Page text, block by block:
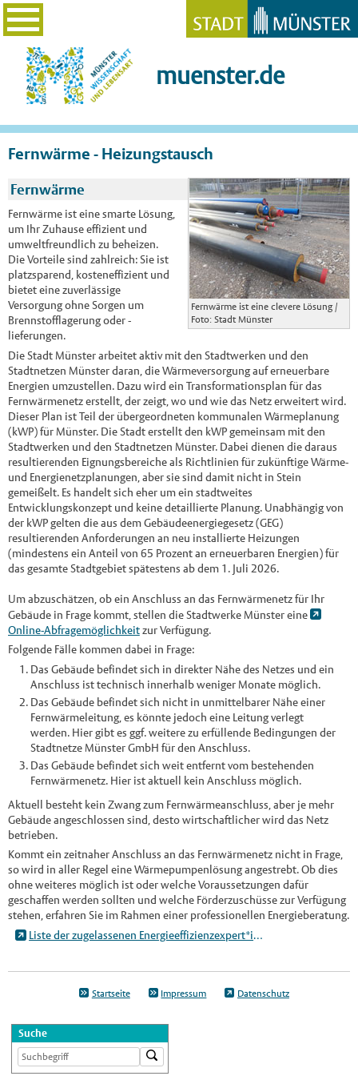
muenster.de
Fernwärme - Heizungstausch
Fernwärme ist eine clevere Lösung /
Foto: Stadt Münster
Fernwärme
Fernwärme ist eine smarte Lösung,
um Ihr Zuhause effizient und
umweltfreundlich zu beheizen.
Die Vorteile sind zahlreich: Sie ist
platzsparend, kosteneffizient und
bietet eine zuverlässige
Versorgung ohne Sorgen um
Brennstofflagerung oder -
lieferungen.
Die Stadt Münster arbeitet aktiv mit den Stadtwerken und den
Stadtnetzen Münster daran, die Wärmeversorgung auf erneuerbare
Energien umzustellen. Dazu wird ein Transformationsplan für das
Fernwärmenetz erstellt, der zeigt, wo und wie das Netz erweitert wird.
Dieser Plan ist Teil der übergeordneten kommunalen Wärmeplanung
(kWP) für Münster. Die Stadt erstellt den kWP gemeinsam mit den
Stadtwerken und den Stadtnetzen Münster. Dabei dienen die daraus
resultierenden Eignungsbereiche als Richtlinien für zukünftige Wärme-
und Energienetzplanungen, aber sie sind damit nicht in Stein
gemeißelt. Es handelt sich eher um ein stadtweites
Entwicklungskonzept und keine detaillierte Planung. Unabhängig von
der kWP gelten die aus dem Gebäudeenergiegesetz (GEG)
resultierenden Anforderungen an neu installierte Heizungen
(mindestens ein Anteil von 65 Prozent an erneuerbaren Energien) für
das gesamte Stadtgebiet spätestens ab dem 1. Juli 2026.
Um abzuschätzen, ob ein Anschluss an das Fernwärmenetz für Ihr
Gebäude in Frage kommt, stellen die Stadtwerke Münster eine
Online-Abfragemöglichkeitzur Verfügung.
Folgende Fälle kommen dabei in Frage:
Das Gebäude befindet sich in direkter Nähe des Netzes und ein
Anschluss ist technisch innerhalb weniger Monate möglich.
Das Gebäude befindet sich nicht in unmittelbarer Nähe einer
Fernwärmeleitung, es könnte jedoch eine Leitung verlegt
werden. Hier gibt es ggf. weitere zu erfüllende Bedingungen der
Stadtnetze Münster GmbH für den Anschluss.
Das Gebäude befindet sich weit entfernt vom bestehenden
Fernwärmenetz. Hier ist aktuell kein Anschluss möglich.
Aktuell besteht kein Zwang zum Fernwärmeanschluss, aber je mehr
Gebäude angeschlossen sind, desto wirtschaftlicher wird das Netz
betrieben.
Kommt ein zeitnaher Anschluss an das Fernwärmenetz nicht in Frage,
so wird in aller Regel eine Wärmepumpenlösung angestrebt. Ob dies
ohne weiteres möglich ist oder welche Voraussetzungen dafür
geschaffen werden sollten und welche Förderzuschüsse zur Verfügung
stehen, erfahren Sie im Rahmen einer professionellen Energieberatung.
Liste der zugelassenen Energieeffizienzexpert*innen
Startseite Impressum Datenschutz
Suche